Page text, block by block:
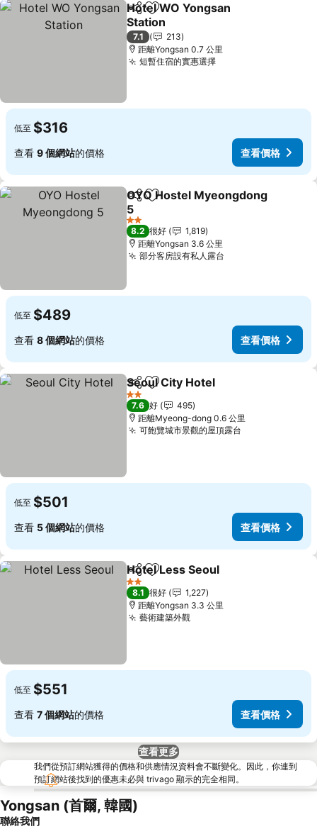
分享 放到收藏夾
Hotel WO Yongsan
Station
查看價格
7.1
213
距離Yongsan 0.7 公里
短暫住宿的實惠選擇查看價格
低至 $316
查看 9 個網站的價格 查看價格
分享 放到收藏夾
OYO Hostel Myeongdong
5
查看價格
2 星級
8.2 很好
1,819
距離Yongsan 3.6 公里
部分客房設有私人露台
低至 $489
查看 8 個網站的價格 查看價格
分享 放到收藏夾
Seoul City Hotel
2 星級
7.6 好
495
距離Myeong-dong 0.6 公里
可飽覽城市景觀的屋頂露台
低至 $501
查看 5 個網站的價格 查看價格
分享 放到收藏夾
Hotel Less Seoul
2 星級
8.1 很好
1,227
距離Yongsan 3.3 公里
藝術建築外觀查看價格
低至 $551
查看 7 個網站的價格 查看價格
查看更多
我們從預訂網站獲得的價格和供應情況資料會不斷變化。因此，你連到
預訂網站後找到的優惠未必與 trivago 顯示的完全相同。
Yongsan (首爾, 韓國)
聯絡我們